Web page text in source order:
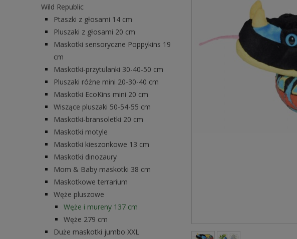
Wild Republic
Ptaszki z głosami 14 cm
Pluszaki z głosami 20 cm
Maskotki sensoryczne Poppykins 19
cm
Maskotki-przytulanki 30-40-50 cm
Pluszaki różne mini 20-30-40 cm
Maskotki EcoKins mini 20 cm
Wiszące pluszaki 50-54-55 cm
Maskotki-bransoletki 20 cm
Maskotki motyle
Maskotki kieszonkowe 13 cm
Maskotki dinozaury
Mom & Baby maskotki 38 cm
Maskotkowe terrarium
Węże pluszowe
Węże i mureny 137 cm
Węże 279 cm
Duże maskotki jumbo XXL